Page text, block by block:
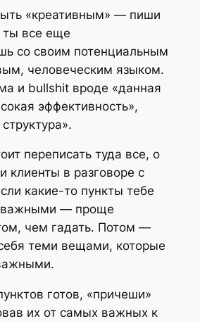
«креативным» — пиши
ты все еще
со своим потенциальным
человеческим языком.
и bullshit вроде «данная
эффективность»,
переписать туда все, о
клиенты в разговоре с
какие-то пункты тебе
важными — проще
чем гадать. Потом —
теми вещами, которые
готов, «причеши»
их от самых важных к